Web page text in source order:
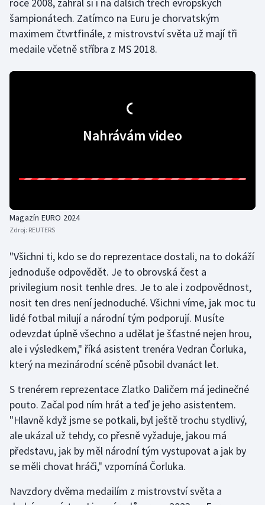
Parasport
Plavání
Sportovní střelba
Triatlon
Veslování
Vodní slalom
Volejbal
Ostatní
roce 2008, zahrál si i na dalších třech evropských
šampionátech. Zatímco na Euru je chorvatským
maximem čtvrtfinále, z mistrovství světa už mají tři
medaile včetně stříbra z MS 2018.
Nahrávám video
Magazín EURO 2024
Zdroj: REUTERS
"Všichni ti, kdo se do reprezentace dostali, na to dokáží
jednoduše odpovědět. Je to obrovská čest a
privilegium nosit tenhle dres. Je to ale i zodpovědnost,
nosit ten dres není jednoduché. Všichni víme, jak moc tu
lidé fotbal milují a národní tým podporují. Musíte
odevzdat úplně všechno a udělat je šťastné nejen hrou,
ale i výsledkem," říká asistent trenéra Vedran Čorluka,
který na mezinárodní scéně působil dvanáct let.
S trenérem reprezentace Zlatko Daličem má jedinečné
pouto. Začal pod ním hrát a teď je jeho asistentem.
"Hlavně když jsme se potkali, byl ještě trochu stydlivý,
ale ukázal už tehdy, co přesně vyžaduje, jakou má
představu, jak by měl národní tým vystupovat a jak by
se měli chovat hráči," vzpomíná Čorluka.
Navzdory dvěma medailím z mistrovství světa a